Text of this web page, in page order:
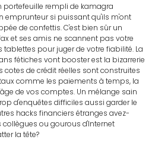
rempli de kamagra
emprunteur si puissant qu'ils m'ont
de confettis. C'est bien sûr un
et ses amis ne scannent pas votre
pour juger de votre fiabilité. La
fétiches vont booster est la bizarrerie
cotes de crédit réelles sont construites
comme les paiements à temps, la
de vos comptes. Un mélange sain
d'enquêtes difficiles aussi garder le
hacks financiers étranges avez-
ou gourous d'Internet
la tête?